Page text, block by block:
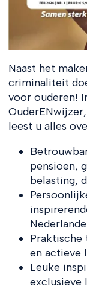
Naast het
criminaliteit
voor ouderen!
leest u alles
pensioen,
belasting,
Praktische
en actieve
Leuke
exclusieve